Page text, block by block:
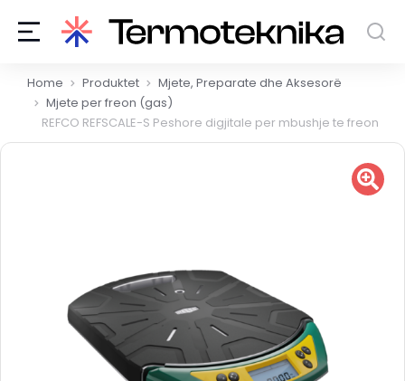
You are here:
Home Produktet
Mjete, Preparate dhe Aksesorë
Mjete per freon (gas)
REFCO REFSCALE-S Peshore digjitale per mbushje te freonit